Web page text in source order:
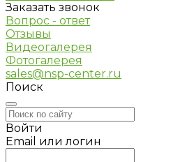
Заказать звонок
Вопрос - ответ
Отзывы
Видеогалерея
Фотогалерея
sales@nsp-center.ru
Поиск
Войти
Email или логин